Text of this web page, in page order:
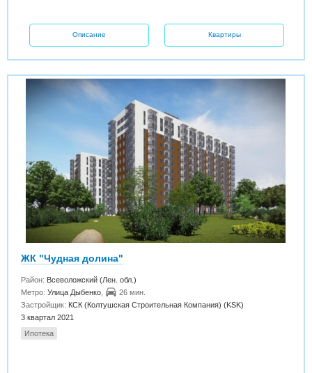
Описание Квартиры
ЖК "Чудная долина"
Район: Всеволожский (Лен. обл.)
Метро: Улица Дыбенко
26 мин.
Застройщик: КСК (Колтушская Строительная Компания) (KSK)
3 квартал 2021
Ипотека